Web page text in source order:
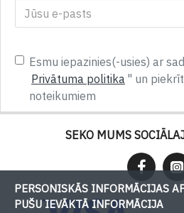
Esmu iepazinies(-usies) ar
Privātuma politika " un
noteikumiem
SEKO MUMS
PERSONISKĀS INFORMĀCIJAS
PUŠU IEVĀKTĀ INFORMĀCIJA